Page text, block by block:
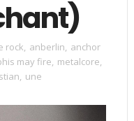
rock, anberlin, anchor
may fire, metalcore,
, une